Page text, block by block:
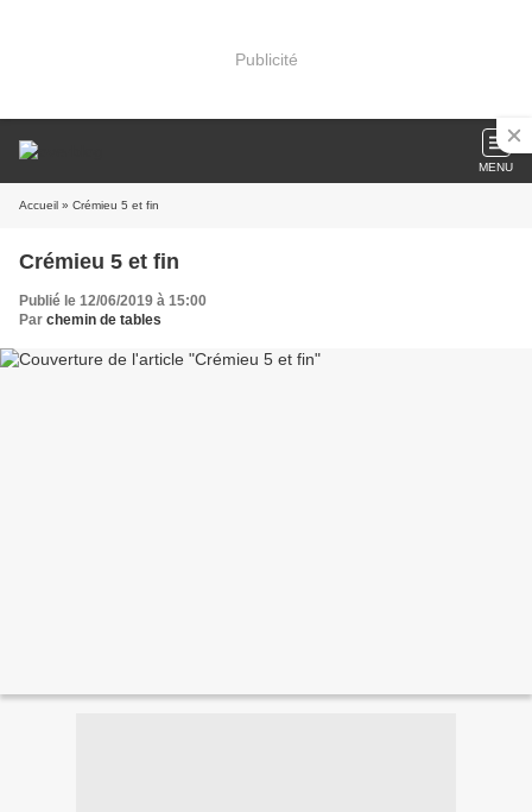
Publicité
MENU
Accueil » Crémieu 5 et fin
Crémieu 5 et fin
Publié le 12/06/2019 à 15:00
Par chemin de tables